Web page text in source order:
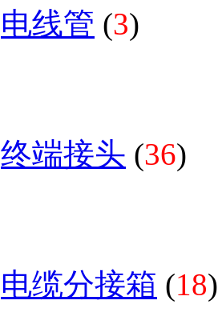
电线管 (3)
终端接头 (36)
电缆分接箱 (18)